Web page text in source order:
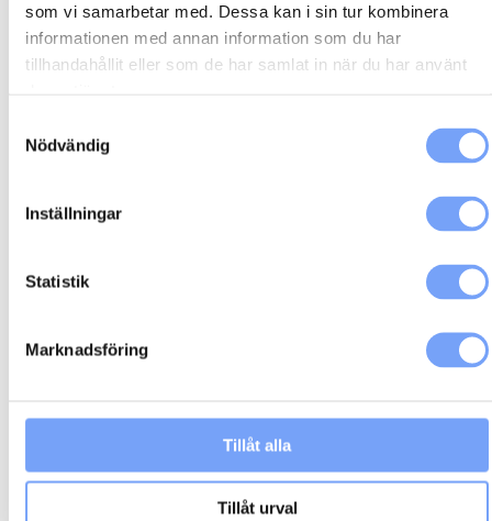
som vi samarbetar med. Dessa kan i sin tur kombinera
informationen med annan information som du har
tillhandahållit eller som de har samlat in när du har använt
Nödvändig
Inställningar
Statistik
Marknadsföring
Tillåt alla
Tillåt urval
Medier
Nyheter
Logga in
Flöde för kommentarer
Range of Products